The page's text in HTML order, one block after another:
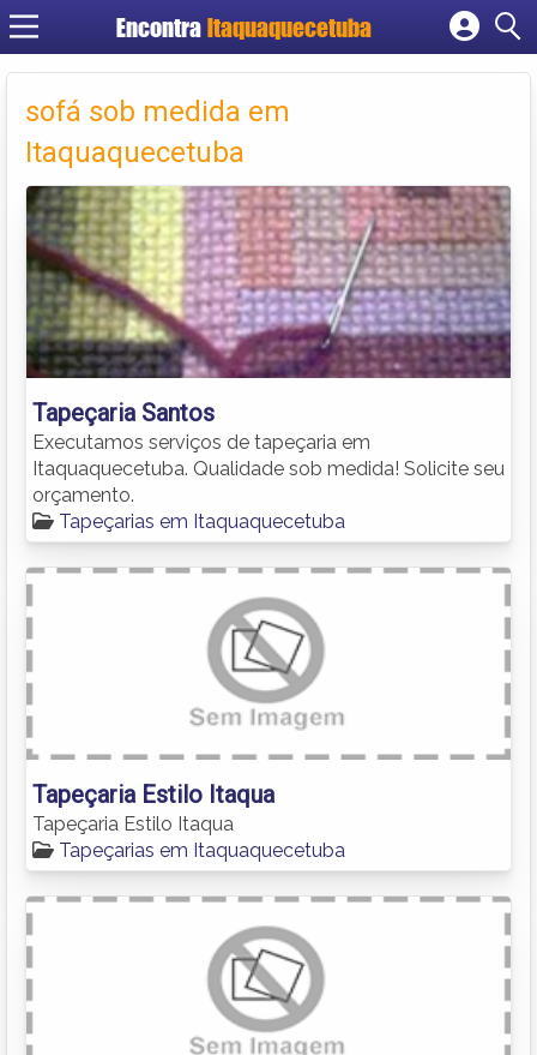
Encontra Itaquaquecetuba
Cadastrar empresa
Criar conta
sofá sob medida em
Itaquaquecetuba
Tapeçaria Santos
Executamos serviços de tapeçaria em
Itaquaquecetuba. Qualidade sob medida! Solicite seu
orçamento.
Tapeçarias em Itaquaquecetuba
Tapeçaria Estilo Itaqua
Tapeçaria Estilo Itaqua
Tapeçarias em Itaquaquecetuba